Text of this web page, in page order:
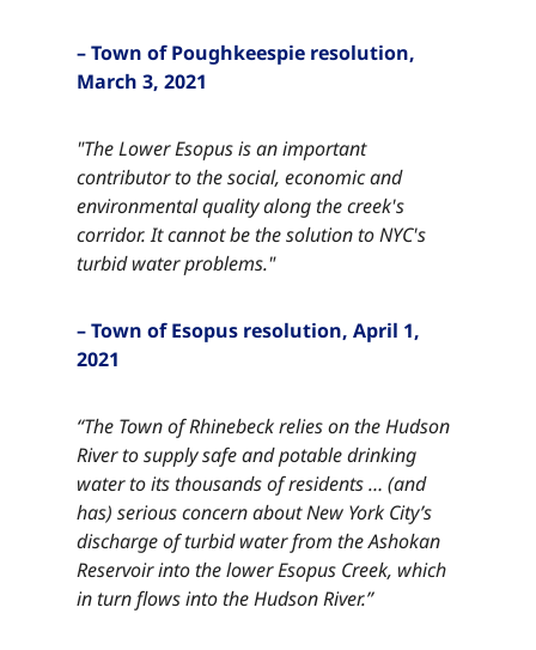
– Town of Poughkeespie resolution,
March 3, 2021​​​​‌ ‍ ​‍​‍‌‍ ‌ ​‍‌‍‍‌‌‍‌ ‌‍‍‌‌‍ ‍​‍​‍​ ‍‍​‍​‍‌ ​ ‌‍​‌‌‍ ‍‌‍‍‌‌ ‌​‌ ‍‌​‍ ‍‌‍‍‌‌‍ ​‍​‍​‍ ​​‍​‍‌‍‍​‌ ​‍‌‍‌‌‌‍‌‍​‍​‍​ ‍‍​‍​‍‌‍‍​‌ ‌​‌ ‌​‌ ​​‌ ​ ​ ‍‍​‍ ​‍ ‌‍​ ‌‍ ‌‌ ​ ​‍ ‍‌‍ ‌‌‍​‌‌‍‍‌‌‍ ‍​‍ ‍​ ​‍​ ​​​ ​‍​ ‌​‌ ​‍‌‍‌‌‌‍‌​‌‍‌‌‌ ​ ‌‍‍‌‌‍‌ ‌‍ ‍​‍ ‍‌ ​‍‌‍‍‌‌ ‌‍‌‍‌‌‌ ​‍‌‍‍ ‌‍‌‌‌‍‌‌‌ ​​‌‍‌‌‌ ​‍​‍ ‍‌‍ ‌ ​‍‌‍‌ ​‍ ‌‍‍‌‌‍ ‍‌ ‌​‌‍‌‌‌‍ ‍‌ ‌​​‍ ‌‍‌‌‌‍‌​‌‍‍‌‌ ‌​​‍ ‌‍ ‌‌‍ ‌‍‌​‌‍‌‌​ ‌‌ ​​‌ ​‍‌‍‌‌‌ ​ ‌‍‌‌‌‍ ‍‌ ‌​‌‍​‌‌ ‌​‌‍‍‌‌‍ ‌‍ ‍​ ‍ ‌‍‍‌‌‍‌​​ ‌​ ‌ ​ ​‌​ ​‌​ ​‌​ ​ ‌‍​‌​ ​​​ ​ ​‍ ‌​ ​‌​ ‌​​ ‌‌‌‍​ ​‍ ‌​ ‌​‌‍​‍​ ‌‌​ ‌ ​‍ ‌‌‍​‍​ ​​​ ‌‍‌‍​ ​‍ ‌​ ​​​ ‌ ​ ‌‌​ ​​​ ‍‌​ ​ ​ ​‍‌‍‌‍​ ​​​ ‍‌​ ​‌‌‍​‌​ ‍ ‌ ‌​‌ ‍‌‌ ​​‌‍‌‌​ ‌‌‍​‌‌ ​‍‌ ‌​‌‍‍‌‌‍​ ‌‍ ​‌‍‌‌​ ‍ ‌ ​​‌‍​‌‌ ‌​‌‍‍​​ ‌‌‍​ ‌‍ ‌‍ ‍‌ ‌​‌‍‌‌‌‍ ‍‌ ‌​​‍‌‌​ ‌‌‌​​‍‌‌ ‌‍‍ ‌‍‌‌‌ ‍‌​‍‌‌​ ​ ‌​‌​​‍‌‌​ ​ ‌​‌​​‍‌‌​ ​‍​ ​‍‌‍‌​‌‍‌‍​ ​‍‌‍‌‌‌‍‌‌​ ‍‌‌‍​‍​ ‍‌‌‍​ ‌‍​‍​ ‍‌​ ‌ ​‍‌‌​ ​‍​ ​‍​‍‌‌​ ‌‌‌​‌​​‍ ‍‌‍​ ‌‍‍​‌‍‍‌‌‍ ​‌‍‌​‌ ​‍‌‍‌‌‌‍ ‍​‍‌‌​ ‌‌‌​​‍‌‌ ‌‍‍ ‌‍‌‌‌ ‍‌​‍‌‌​ ​ ‌​‌​​‍‌‌​ ​ ‌​‌​​‍‌‌​ ​‍​ ​‍‌‍‌​‌‍‌‍​ ​‍‌‍‌‌‌‍‌‌​ ‍‌‌‍​‍​ ‍‌‌‍​ ‌‍​‍​ ‍‌​ ‌ ​ ​​​‍‌‌​ ​‍​ ​‍​‍‌‌​ ‌‌‌​‌​​‍ ‍‌ ‌​‌‍‌‌‌ ‍​‌ ‌​​ ‌‍​‍‌‍​‌‌ ​ ‌‍‌‌‌‌‌‌‌ ​‍‌‍ ​​ ‌‌‍‍​‌ ‌​‌ ‌​‌ ​​‌ ​ ​‍‌‌​ ​ ‌​​‌​‍‌‌​ ​‍‌​‌‍​‍‌‌​ ​‍‌​‌‍‌‍​ ‌‍ ‌‌ ​ ​‍ ‍‌‍ ‌‌‍​‌‌‍‍‌‌‍ ‍​‍ ‍​ ​‍​ ​​​ ​‍​ ‌​‌ ​‍‌‍‌‌‌‍‌​‌‍‌‌‌ ​ ‌‍‍‌‌‍‌ ‌‍ ‍​‍ ‍‌ ​‍‌‍‍‌‌ ‌‍‌‍‌‌‌ ​‍‌‍‍ ‌‍‌‌‌‍‌‌‌ ​​‌‍‌‌‌ ​‍​‍ ‍‌‍ ‌ ​‍‌‍‌ ​‍‌‍‌‍‍‌‌‍‌​​ ‌​ ‌ ​ ​‌​ ​‌​ ​‌​ ​ ‌‍​‌​ ​​​ ​ ​‍ ‌​ ​‌​ ‌​​ ‌‌‌‍​ ​‍ ‌​ ‌​‌‍​‍​ ‌‌​ ‌ ​‍ ‌‌‍​‍​ ​​​ ‌‍‌‍​ ​‍ ‌​ ​​​ ‌ ​ ‌‌​ ​​​ ‍‌​ ​ ​ ​‍‌‍‌‍​ ​​​ ‍‌​ ​‌‌‍​‌​‍‌‍‌ ‌​‌ ‍‌‌ ​​‌‍‌‌​ ‌‌‍​‌‌ ​‍‌ ‌​‌‍‍‌‌‍​ ‌‍ ​‌‍‌‌​‍‌‍‌ ​​‌‍​‌‌ ‌​‌‍‍​​ ‌‌‍​ ‌‍ ‌‍ ‍‌ ‌​‌‍‌‌‌‍ ‍‌ ‌​​‍‌‌​ ‌‌‌​​‍‌‌ ‌‍‍ ‌‍‌‌‌ ‍‌​‍‌‌​ ​ ‌​‌​​‍‌‌​ ​ ‌​‌​​‍‌‌​ ​‍​ ​‍‌‍‌​‌‍‌‍​ ​‍‌‍‌‌‌‍‌‌​ ‍‌‌‍​‍​ ‍‌‌‍​ ‌‍​‍​ ‍‌​ ‌ ​‍‌‌​ ​‍​ ​‍​‍‌‌​ ‌‌‌​‌​​‍ ‍‌‍​ ‌‍‍​‌‍‍‌‌‍ ​‌‍‌​‌ ​‍‌‍‌‌‌‍ ‍​‍‌‌​ ‌‌‌​​‍‌‌ ‌‍‍ ‌‍‌‌‌ ‍‌​‍‌‌​ ​ ‌​‌​​‍‌‌​ ​ ‌​‌​​‍‌‌​ ​‍​ ​‍‌‍‌​‌‍‌‍​ ​‍‌‍‌‌‌‍‌‌​ ‍‌‌‍​‍​ ‍‌‌‍​ ‌‍​‍​ ‍‌​ ‌ ​ ​​​‍‌‌​ ​‍​ ​‍​‍‌‌​ ‌‌‌​‌​​‍ ‍‌ ‌​‌‍‌‌‌ ‍​‌ ‌​​‍‌‍‌ ​​‌‍‌‌‌ ​‍‌ ​ ‌ ​​‌‍‌‌‌‍​ ‌ ‌​‌‍‍‌‌ ‌‍‌‍‌‌​ ‌‌ ​​‌ ‌‌‌‍​‍‌‍ ​‌‍‍‌‌ ​ ‌‍‍​‌‍‌‌‌‍‌​​‍​‍‌ ‌
"The Lower Esopus is an important
contributor to the social, economic and
environmental quality along the creek's
corridor. It cannot be the solution to NYC's
turbid water problems."​​​​‌ ‍ ​‍​‍‌‍ ‌ ​‍‌‍‍‌‌‍‌ ‌‍‍‌‌‍ ‍​‍​‍​ ‍‍​‍​‍‌ ​ ‌‍​‌‌‍ ‍‌‍‍‌‌ ‌​‌ ‍‌​‍ ‍‌‍‍‌‌‍ ​‍​‍​‍ ​​‍​‍‌‍‍​‌ ​‍‌‍‌‌‌‍‌‍​‍​‍​ ‍‍​‍​‍‌‍‍​‌ ‌​‌ ‌​‌ ​​‌ ​ ​ ‍‍​‍ ​‍ ‌‍​ ‌‍ ‌‌ ​ ​‍ ‍‌‍ ‌‌‍​‌‌‍‍‌‌‍ ‍​‍ ‍​ ​‍​ ​​​ ​‍​ ‌​‌ ​‍‌‍‌‌‌‍‌​‌‍‌‌‌ ​ ‌‍‍‌‌‍‌ ‌‍ ‍​‍ ‍‌ ​‍‌‍‍‌‌ ‌‍‌‍‌‌‌ ​‍‌‍‍ ‌‍‌‌‌‍‌‌‌ ​​‌‍‌‌‌ ​‍​‍ ‍‌‍ ‌ ​‍‌‍‌ ​‍ ‌‍‍‌‌‍ ‍‌ ‌​‌‍‌‌‌‍ ‍‌ ‌​​‍ ‌‍‌‌‌‍‌​‌‍‍‌‌ ‌​​‍ ‌‍ ‌‌‍ ‌‍‌​‌‍‌‌​ ‌‌ ​​‌ ​‍‌‍‌‌‌ ​ ‌‍‌‌‌‍ ‍‌ ‌​‌‍​‌‌ ‌​‌‍‍‌‌‍ ‌‍ ‍​ ‍ ‌‍‍‌‌‍‌​​ ‌​ ‌ ​ ​‌​ ​‌​ ​‌​ ​ ‌‍​‌​ ​​​ ​ ​‍ ‌​ ​‌​ ‌​​ ‌‌‌‍​ ​‍ ‌​ ‌​‌‍​‍​ ‌‌​ ‌ ​‍ ‌‌‍​‍​ ​​​ ‌‍‌‍​ ​‍ ‌​ ​​​ ‌ ​ ‌‌​ ​​​ ‍‌​ ​ ​ ​‍‌‍‌‍​ ​​​ ‍‌​ ​‌‌‍​‌​ ‍ ‌ ‌​‌ ‍‌‌ ​​‌‍‌‌​ ‌‌‍​‌‌ ​‍‌ ‌​‌‍‍‌‌‍​ ‌‍ ​‌‍‌‌​ ‍ ‌ ​​‌‍​‌‌ ‌​‌‍‍​​ ‌‌‍​ ‌‍ ‌‍ ‍‌ ‌​‌‍‌‌‌‍ ‍‌ ‌​​‍‌‌​ ‌‌‌​​‍‌‌ ‌‍‍ ‌‍‌‌‌ ‍‌​‍‌‌​ ​ ‌​‌​​‍‌‌​ ​ ‌​‌​​‍‌‌​ ​‍​ ​‍​ ‌‍​ ‍​​ ‍​​ ‌​​ ‌‍​ ‌‌‌‍‌​​ ‍​‌‍​‌‌‍​‍‌‍‌‌​ ‍​​‍‌‌​ ​‍​ ​‍​‍‌‌​ ‌‌‌​‌​​‍ ‍‌‍​ ‌‍‍​‌‍‍‌‌‍ ​‌‍‌​‌ ​‍‌‍‌‌‌‍ ‍​‍‌‌​ ‌‌‌​​‍‌‌ ‌‍‍ ‌‍‌‌‌ ‍‌​‍‌‌​ ​ ‌​‌​​‍‌‌​ ​ ‌​‌​​‍‌‌​ ​‍​ ​‍​ ‌‍​ ‍​​ ‍​​ ‌​​ ‌‍​ ‌‌‌‍‌​​ ‍​‌‍​‌‌‍​‍‌‍‌‌​ ‍​​ ​​​‍‌‌​ ​‍​ ​‍​‍‌‌​ ‌‌‌​‌​​‍ ‍‌ ‌​‌‍‌‌‌ ‍​‌ ‌​​ ‌‍​‍‌‍​‌‌ ​ ‌‍‌‌‌‌‌‌‌ ​‍‌‍ ​​ ‌‌‍‍​‌ ‌​‌ ‌​‌ ​​‌ ​ ​‍‌‌​ ​ ‌​​‌​‍‌‌​ ​‍‌​‌‍​‍‌‌​ ​‍‌​‌‍‌‍​ ‌‍ ‌‌ ​ ​‍ ‍‌‍ ‌‌‍​‌‌‍‍‌‌‍ ‍​‍ ‍​ ​‍​ ​​​ ​‍​ ‌​‌ ​‍‌‍‌‌‌‍‌​‌‍‌‌‌ ​ ‌‍‍‌‌‍‌ ‌‍ ‍​‍ ‍‌ ​‍‌‍‍‌‌ ‌‍‌‍‌‌‌ ​‍‌‍‍ ‌‍‌‌‌‍‌‌‌ ​​‌‍‌‌‌ ​‍​‍ ‍‌‍ ‌ ​‍‌‍‌ ​‍‌‍‌‍‍‌‌‍‌​​ ‌​ ‌ ​ ​‌​ ​‌​ ​‌​ ​ ‌‍​‌​ ​​​ ​ ​‍ ‌​ ​‌​ ‌​​ ‌‌‌‍​ ​‍ ‌​ ‌​‌‍​‍​ ‌‌​ ‌ ​‍ ‌‌‍​‍​ ​​​ ‌‍‌‍​ ​‍ ‌​ ​​​ ‌ ​ ‌‌​ ​​​ ‍‌​ ​ ​ ​‍‌‍‌‍​ ​​​ ‍‌​ ​‌‌‍​‌​‍‌‍‌ ‌​‌ ‍‌‌ ​​‌‍‌‌​ ‌‌‍​‌‌ ​‍‌ ‌​‌‍‍‌‌‍​ ‌‍ ​‌‍‌‌​‍‌‍‌ ​​‌‍​‌‌ ‌​‌‍‍​​ ‌‌‍​ ‌‍ ‌‍ ‍‌ ‌​‌‍‌‌‌‍ ‍‌ ‌​​‍‌‌​ ‌‌‌​​‍‌‌ ‌‍‍ ‌‍‌‌‌ ‍‌​‍‌‌​ ​ ‌​‌​​‍‌‌​ ​ ‌​‌​​‍‌‌​ ​‍​ ​‍​ ‌‍​ ‍​​ ‍​​ ‌​​ ‌‍​ ‌‌‌‍‌​​ ‍​‌‍​‌‌‍​‍‌‍‌‌​ ‍​​‍‌‌​ ​‍​ ​‍​‍‌‌​ ‌‌‌​‌​​‍ ‍‌‍​ ‌‍‍​‌‍‍‌‌‍ ​‌‍‌​‌ ​‍‌‍‌‌‌‍ ‍​‍‌‌​ ‌‌‌​​‍‌‌ ‌‍‍ ‌‍‌‌‌ ‍‌​‍‌‌​ ​ ‌​‌​​‍‌‌​ ​ ‌​‌​​‍‌‌​ ​‍​ ​‍​ ‌‍​ ‍​​ ‍​​ ‌​​ ‌‍​ ‌‌‌‍‌​​ ‍​‌‍​‌‌‍​‍‌‍‌‌​ ‍​​ ​​​‍‌‌​ ​‍​ ​‍​‍‌‌​ ‌‌‌​‌​​‍ ‍‌ ‌​‌‍‌‌‌ ‍​‌ ‌​​‍‌‍‌ ​​‌‍‌‌‌ ​‍‌ ​ ‌ ​​‌‍‌‌‌‍​ ‌ ‌​‌‍‍‌‌ ‌‍‌‍‌‌​ ‌‌ ​​‌ ‌‌‌‍​‍‌‍ ​‌‍‍‌‌ ​ ‌‍‍​‌‍‌‌‌‍‌​​‍​‍‌ ‌
– Town of Esopus resolution, April 1,
2021​​​​‌ ‍ ​‍​‍‌‍ ‌ ​‍‌‍‍‌‌‍‌ ‌‍‍‌‌‍ ‍​‍​‍​ ‍‍​‍​‍‌ ​ ‌‍​‌‌‍ ‍‌‍‍‌‌ ‌​‌ ‍‌​‍ ‍‌‍‍‌‌‍ ​‍​‍​‍ ​​‍​‍‌‍‍​‌ ​‍‌‍‌‌‌‍‌‍​‍​‍​ ‍‍​‍​‍‌‍‍​‌ ‌​‌ ‌​‌ ​​‌ ​ ​ ‍‍​‍ ​‍ ‌‍​ ‌‍ ‌‌ ​ ​‍ ‍‌‍ ‌‌‍​‌‌‍‍‌‌‍ ‍​‍ ‍​ ​‍​ ​​​ ​‍​ ‌​‌ ​‍‌‍‌‌‌‍‌​‌‍‌‌‌ ​ ‌‍‍‌‌‍‌ ‌‍ ‍​‍ ‍‌ ​‍‌‍‍‌‌ ‌‍‌‍‌‌‌ ​‍‌‍‍ ‌‍‌‌‌‍‌‌‌ ​​‌‍‌‌‌ ​‍​‍ ‍‌‍ ‌ ​‍‌‍‌ ​‍ ‌‍‍‌‌‍ ‍‌ ‌​‌‍‌‌‌‍ ‍‌ ‌​​‍ ‌‍‌‌‌‍‌​‌‍‍‌‌ ‌​​‍ ‌‍ ‌‌‍ ‌‍‌​‌‍‌‌​ ‌‌ ​​‌ ​‍‌‍‌‌‌ ​ ‌‍‌‌‌‍ ‍‌ ‌​‌‍​‌‌ ‌​‌‍‍‌‌‍ ‌‍ ‍​ ‍ ‌‍‍‌‌‍‌​​ ‌​ ‌ ​ ​‌​ ​‌​ ​‌​ ​ ‌‍​‌​ ​​​ ​ ​‍ ‌​ ​‌​ ‌​​ ‌‌‌‍​ ​‍ ‌​ ‌​‌‍​‍​ ‌‌​ ‌ ​‍ ‌‌‍​‍​ ​​​ ‌‍‌‍​ ​‍ ‌​ ​​​ ‌ ​ ‌‌​ ​​​ ‍‌​ ​ ​ ​‍‌‍‌‍​ ​​​ ‍‌​ ​‌‌‍​‌​ ‍ ‌ ‌​‌ ‍‌‌ ​​‌‍‌‌​ ‌‌‍​‌‌ ​‍‌ ‌​‌‍‍‌‌‍​ ‌‍ ​‌‍‌‌​ ‍ ‌ ​​‌‍​‌‌ ‌​‌‍‍​​ ‌‌‍​ ‌‍ ‌‍ ‍‌ ‌​‌‍‌‌‌‍ ‍‌ ‌​​‍‌‌​ ‌‌‌​​‍‌‌ ‌‍‍ ‌‍‌‌‌ ‍‌​‍‌‌​ ​ ‌​‌​​‍‌‌​ ​ ‌​‌​​‍‌‌​ ​‍​ ​‍‌‍​‍​ ​ ​ ‌‌​ ‌‍‌‍‌‌​ ‍‌​ ​‍‌‍‌‌​ ​‌‌‍​‌​ ​ ​ ‍​​‍‌‌​ ​‍​ ​‍​‍‌‌​ ‌‌‌​‌​​‍ ‍‌‍​ ‌‍‍​‌‍‍‌‌‍ ​‌‍‌​‌ ​‍‌‍‌‌‌‍ ‍​‍‌‌​ ‌‌‌​​‍‌‌ ‌‍‍ ‌‍‌‌‌ ‍‌​‍‌‌​ ​ ‌​‌​​‍‌‌​ ​ ‌​‌​​‍‌‌​ ​‍​ ​‍‌‍​‍​ ​ ​ ‌‌​ ‌‍‌‍‌‌​ ‍‌​ ​‍‌‍‌‌​ ​‌‌‍​‌​ ​ ​ ‍​​ ​​​‍‌‌​ ​‍​ ​‍​‍‌‌​ ‌‌‌​‌​​‍ ‍‌ ‌​‌‍‌‌‌ ‍​‌ ‌​​ ‌‍​‍‌‍​‌‌ ​ ‌‍‌‌‌‌‌‌‌ ​‍‌‍ ​​ ‌‌‍‍​‌ ‌​‌ ‌​‌ ​​‌ ​ ​‍‌‌​ ​ ‌​​‌​‍‌‌​ ​‍‌​‌‍​‍‌‌​ ​‍‌​‌‍‌‍​ ‌‍ ‌‌ ​ ​‍ ‍‌‍ ‌‌‍​‌‌‍‍‌‌‍ ‍​‍ ‍​ ​‍​ ​​​ ​‍​ ‌​‌ ​‍‌‍‌‌‌‍‌​‌‍‌‌‌ ​ ‌‍‍‌‌‍‌ ‌‍ ‍​‍ ‍‌ ​‍‌‍‍‌‌ ‌‍‌‍‌‌‌ ​‍‌‍‍ ‌‍‌‌‌‍‌‌‌ ​​‌‍‌‌‌ ​‍​‍ ‍‌‍ ‌ ​‍‌‍‌ ​‍‌‍‌‍‍‌‌‍‌​​ ‌​ ‌ ​ ​‌​ ​‌​ ​‌​ ​ ‌‍​‌​ ​​​ ​ ​‍ ‌​ ​‌​ ‌​​ ‌‌‌‍​ ​‍ ‌​ ‌​‌‍​‍​ ‌‌​ ‌ ​‍ ‌‌‍​‍​ ​​​ ‌‍‌‍​ ​‍ ‌​ ​​​ ‌ ​ ‌‌​ ​​​ ‍‌​ ​ ​ ​‍‌‍‌‍​ ​​​ ‍‌​ ​‌‌‍​‌​‍‌‍‌ ‌​‌ ‍‌‌ ​​‌‍‌‌​ ‌‌‍​‌‌ ​‍‌ ‌​‌‍‍‌‌‍​ ‌‍ ​‌‍‌‌​‍‌‍‌ ​​‌‍​‌‌ ‌​‌‍‍​​ ‌‌‍​ ‌‍ ‌‍ ‍‌ ‌​‌‍‌‌‌‍ ‍‌ ‌​​‍‌‌​ ‌‌‌​​‍‌‌ ‌‍‍ ‌‍‌‌‌ ‍‌​‍‌‌​ ​ ‌​‌​​‍‌‌​ ​ ‌​‌​​‍‌‌​ ​‍​ ​‍‌‍​‍​ ​ ​ ‌‌​ ‌‍‌‍‌‌​ ‍‌​ ​‍‌‍‌‌​ ​‌‌‍​‌​ ​ ​ ‍​​‍‌‌​ ​‍​ ​‍​‍‌‌​ ‌‌‌​‌​​‍ ‍‌‍​ ‌‍‍​‌‍‍‌‌‍ ​‌‍‌​‌ ​‍‌‍‌‌‌‍ ‍​‍‌‌​ ‌‌‌​​‍‌‌ ‌‍‍ ‌‍‌‌‌ ‍‌​‍‌‌​ ​ ‌​‌​​‍‌‌​ ​ ‌​‌​​‍‌‌​ ​‍​ ​‍‌‍​‍​ ​ ​ ‌‌​ ‌‍‌‍‌‌​ ‍‌​ ​‍‌‍‌‌​ ​‌‌‍​‌​ ​ ​ ‍​​ ​​​‍‌‌​ ​‍​ ​‍​‍‌‌​ ‌‌‌​‌​​‍ ‍‌ ‌​‌‍‌‌‌ ‍​‌ ‌​​‍‌‍‌ ​​‌‍‌‌‌ ​‍‌ ​ ‌ ​​‌‍‌‌‌‍​ ‌ ‌​‌‍‍‌‌ ‌‍‌‍‌‌​ ‌‌ ​​‌ ‌‌‌‍​‍‌‍ ​‌‍‍‌‌ ​ ‌‍‍​‌‍‌‌‌‍‌​​‍​‍‌ ‌
“The Town of Rhinebeck relies on the Hudson
River to supply safe and potable drinking
water to its thousands of residents … (and
has) serious concern about New York City’s
discharge of turbid water from the Ashokan
Reservoir into the lower Esopus Creek, which
in turn flows into the Hudson River.”​​​​‌ ‍ ​‍​‍‌‍ ‌ ​‍‌‍‍‌‌‍‌ ‌‍‍‌‌‍ ‍​‍​‍​ ‍‍​‍​‍‌ ​ ‌‍​‌‌‍ ‍‌‍‍‌‌ ‌​‌ ‍‌​‍ ‍‌‍‍‌‌‍ ​‍​‍​‍ ​​‍​‍‌‍‍​‌ ​‍‌‍‌‌‌‍‌‍​‍​‍​ ‍‍​‍​‍‌‍‍​‌ ‌​‌ ‌​‌ ​​‌ ​ ​ ‍‍​‍ ​‍ ‌‍​ ‌‍ ‌‌ ​ ​‍ ‍‌‍ ‌‌‍​‌‌‍‍‌‌‍ ‍​‍ ‍​ ​‍​ ​​​ ​‍​ ‌​‌ ​‍‌‍‌‌‌‍‌​‌‍‌‌‌ ​ ‌‍‍‌‌‍‌ ‌‍ ‍​‍ ‍‌ ​‍‌‍‍‌‌ ‌‍‌‍‌‌‌ ​‍‌‍‍ ‌‍‌‌‌‍‌‌‌ ​​‌‍‌‌‌ ​‍​‍ ‍‌‍ ‌ ​‍‌‍‌ ​‍ ‌‍‍‌‌‍ ‍‌ ‌​‌‍‌‌‌‍ ‍‌ ‌​​‍ ‌‍‌‌‌‍‌​‌‍‍‌‌ ‌​​‍ ‌‍ ‌‌‍ ‌‍‌​‌‍‌‌​ ‌‌ ​​‌ ​‍‌‍‌‌‌ ​ ‌‍‌‌‌‍ ‍‌ ‌​‌‍​‌‌ ‌​‌‍‍‌‌‍ ‌‍ ‍​ ‍ ‌‍‍‌‌‍‌​​ ‌​ ‌ ​ ​‌​ ​‌​ ​‌​ ​ ‌‍​‌​ ​​​ ​ ​‍ ‌​ ​‌​ ‌​​ ‌‌‌‍​ ​‍ ‌​ ‌​‌‍​‍​ ‌‌​ ‌ ​‍ ‌‌‍​‍​ ​​​ ‌‍‌‍​ ​‍ ‌​ ​​​ ‌ ​ ‌‌​ ​​​ ‍‌​ ​ ​ ​‍‌‍‌‍​ ​​​ ‍‌​ ​‌‌‍​‌​ ‍ ‌ ‌​‌ ‍‌‌ ​​‌‍‌‌​ ‌‌‍​‌‌ ​‍‌ ‌​‌‍‍‌‌‍​ ‌‍ ​‌‍‌‌​ ‍ ‌ ​​‌‍​‌‌ ‌​‌‍‍​​ ‌‌‍​ ‌‍ ‌‍ ‍‌ ‌​‌‍‌‌‌‍ ‍‌ ‌​​‍‌‌​ ‌‌‌​​‍‌‌ ‌‍‍ ‌‍‌‌‌ ‍‌​‍‌‌​ ​ ‌​‌​​‍‌‌​ ​ ‌​‌​​‍‌‌​ ​‍​ ​‍‌‍‌​​ ‌​‌‍​ ​ ‌‍​ ‌‌​ ‌ ​ ​‍‌‍‌‌‌‍‌​‌‍​ ‌‍‌​​ ‍​​‍‌‌​ ​‍​ ​‍​‍‌‌​ ‌‌‌​‌​​‍ ‍‌‍​ ‌‍‍​‌‍‍‌‌‍ ​‌‍‌​‌ ​‍‌‍‌‌‌‍ ‍​‍‌‌​ ‌‌‌​​‍‌‌ ‌‍‍ ‌‍‌‌‌ ‍‌​‍‌‌​ ​ ‌​‌​​‍‌‌​ ​ ‌​‌​​‍‌‌​ ​‍​ ​‍‌‍‌​​ ‌​‌‍​ ​ ‌‍​ ‌‌​ ‌ ​ ​‍‌‍‌‌‌‍‌​‌‍​ ‌‍‌​​ ‍​​ ​​​‍‌‌​ ​‍​ ​‍​‍‌‌​ ‌‌‌​‌​​‍ ‍‌ ‌​‌‍‌‌‌ ‍​‌ ‌​​ ‌‍​‍‌‍​‌‌ ​ ‌‍‌‌‌‌‌‌‌ ​‍‌‍ ​​ ‌‌‍‍​‌ ‌​‌ ‌​‌ ​​‌ ​ ​‍‌‌​ ​ ‌​​‌​‍‌‌​ ​‍‌​‌‍​‍‌‌​ ​‍‌​‌‍‌‍​ ‌‍ ‌‌ ​ ​‍ ‍‌‍ ‌‌‍​‌‌‍‍‌‌‍ ‍​‍ ‍​ ​‍​ ​​​ ​‍​ ‌​‌ ​‍‌‍‌‌‌‍‌​‌‍‌‌‌ ​ ‌‍‍‌‌‍‌ ‌‍ ‍​‍ ‍‌ ​‍‌‍‍‌‌ ‌‍‌‍‌‌‌ ​‍‌‍‍ ‌‍‌‌‌‍‌‌‌ ​​‌‍‌‌‌ ​‍​‍ ‍‌‍ ‌ ​‍‌‍‌ ​‍‌‍‌‍‍‌‌‍‌​​ ‌​ ‌ ​ ​‌​ ​‌​ ​‌​ ​ ‌‍​‌​ ​​​ ​ ​‍ ‌​ ​‌​ ‌​​ ‌‌‌‍​ ​‍ ‌​ ‌​‌‍​‍​ ‌‌​ ‌ ​‍ ‌‌‍​‍​ ​​​ ‌‍‌‍​ ​‍ ‌​ ​​​ ‌ ​ ‌‌​ ​​​ ‍‌​ ​ ​ ​‍‌‍‌‍​ ​​​ ‍‌​ ​‌‌‍​‌​‍‌‍‌ ‌​‌ ‍‌‌ ​​‌‍‌‌​ ‌‌‍​‌‌ ​‍‌ ‌​‌‍‍‌‌‍​ ‌‍ ​‌‍‌‌​‍‌‍‌ ​​‌‍​‌‌ ‌​‌‍‍​​ ‌‌‍​ ‌‍ ‌‍ ‍‌ ‌​‌‍‌‌‌‍ ‍‌ ‌​​‍‌‌​ ‌‌‌​​‍‌‌ ‌‍‍ ‌‍‌‌‌ ‍‌​‍‌‌​ ​ ‌​‌​​‍‌‌​ ​ ‌​‌​​‍‌‌​ ​‍​ ​‍‌‍‌​​ ‌​‌‍​ ​ ‌‍​ ‌‌​ ‌ ​ ​‍‌‍‌‌‌‍‌​‌‍​ ‌‍‌​​ ‍​​‍‌‌​ ​‍​ ​‍​‍‌‌​ ‌‌‌​‌​​‍ ‍‌‍​ ‌‍‍​‌‍‍‌‌‍ ​‌‍‌​‌ ​‍‌‍‌‌‌‍ ‍​‍‌‌​ ‌‌‌​​‍‌‌ ‌‍‍ ‌‍‌‌‌ ‍‌​‍‌‌​ ​ ‌​‌​​‍‌‌​ ​ ‌​‌​​‍‌‌​ ​‍​ ​‍‌‍‌​​ ‌​‌‍​ ​ ‌‍​ ‌‌​ ‌ ​ ​‍‌‍‌‌‌‍‌​‌‍​ ‌‍‌​​ ‍​​ ​​​‍‌‌​ ​‍​ ​‍​‍‌‌​ ‌‌‌​‌​​‍ ‍‌ ‌​‌‍‌‌‌ ‍​‌ ‌​​‍‌‍‌ ​​‌‍‌‌‌ ​‍‌ ​ ‌ ​​‌‍‌‌‌‍​ ‌ ‌​‌‍‍‌‌ ‌‍‌‍‌‌​ ‌‌ ​​‌ ‌‌‌‍​‍‌‍ ​‌‍‍‌‌ ​ ‌‍‍​‌‍‌‌‌‍‌​​‍​‍‌ ‌